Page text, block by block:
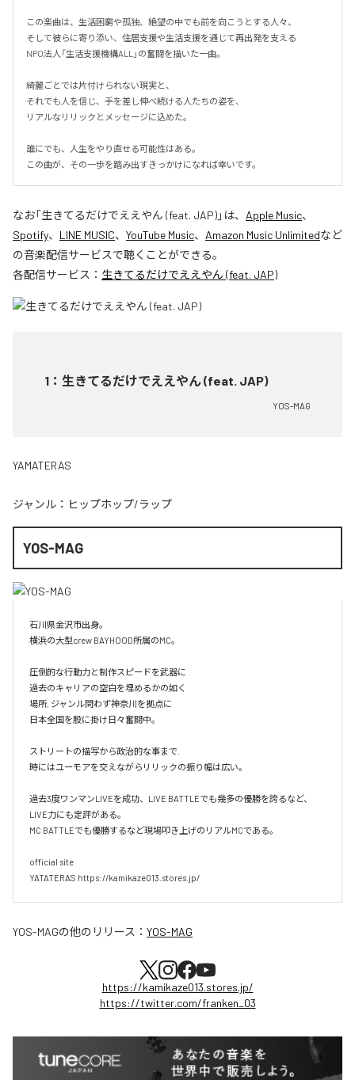
この楽曲は、生活困窮や孤独、絶望の中でも前を向こうとする人々、
そして彼らに寄り添い、住居支援や生活支援を通じて再出発を支える
NPO法人「生活支援機構ALL」の奮闘を描いた一曲。
綺麗ごとでは片付けられない現実と、
それでも人を信じ、手を差し伸べ続ける人たちの姿を、
リアルなリリックとメッセージに込めた。
誰にでも、人生をやり直せる可能性はある。
この曲が、その一歩を踏み出すきっかけになれば幸いです。
なお「生きてるだけでええやん (feat. JAP)」は、 Apple Music、
Spotify、 LINE MUSIC、 YouTube Music、 Amazon Music Unlimitedなど
の音楽配信サービスで聴くことができる。
各配信サービス： 生きてるだけでええやん (feat. JAP)
1 ： 生きてるだけでええやん (feat. JAP)
YOS-MAG
YAMATERAS
ジャンル： ヒップホップ/ラップ
YOS-MAG
石川県金沢市出身。
横浜の大型crew BAYHOOD所属のMC。
圧倒的な行動力と制作スピードを武器に
過去のキャリアの空白を埋めるかの如く
場所, ジャンル問わず神奈川を拠点に
日本全国を股に掛け日々奮闘中。
ストリートの描写から政治的な事まで.
時にはユーモアを交えながらリリックの振り幅は広い。
過去3度ワンマンLIVEを成功、LIVE BATTLEでも幾多の優勝を誇るなど、
LIVE力にも定評がある。
MC BATTLEでも優勝するなど現場叩き上げのリアルMCである。
official site
YATATERAS https://kamikaze013.stores.jp/
YOS-MAGの他のリリース： YOS-MAG
https://kamikaze013.stores.jp/
https://twitter.com/franken_03